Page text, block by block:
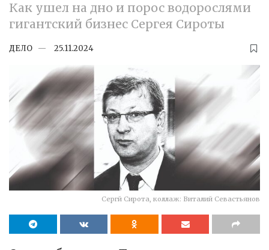
Как ушел на дно и порос водорослями
гигантский бизнес Сергея Сироты
ДЕЛО 25.11.2024
Сергй Сирота, коллаж: Виталий Севастьянов